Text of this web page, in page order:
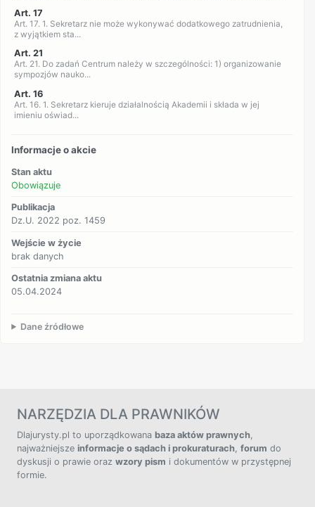
Art. 17
Art. 17. 1. Sekretarz nie może wykonywać dodatkowego zatrudnienia,
z wyjątkiem sta...
Art. 21
Art. 21. Do zadań Centrum należy w szczególności: 1) organizowanie
sympozjów nauko...
Art. 16
Art. 16. 1. Sekretarz kieruje działalnością Akademii i składa w jej
imieniu oświad...
Informacje o akcie
Stan aktu
Obowiązuje
Publikacja
Dz.U. 2022 poz. 1459
Wejście w życie
brak danych
Ostatnia zmiana aktu
05.04.2024
Dane źródłowe
NARZĘDZIA DLA PRAWNIKÓW
Dlajurysty.pl to uporządkowana baza aktów prawnych,
najważniejsze informacje o sądach i prokuraturach, forum do
dyskusji o prawie oraz wzory pism i dokumentów w przystępnej
formie.